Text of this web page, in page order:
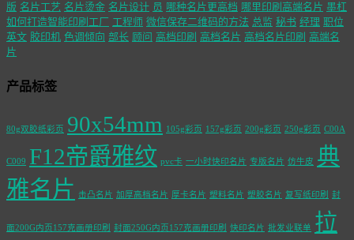
版 名片工艺 名片烫金 名片设计 员 哪种名片更高档 哪里印刷高端名片 墨杠
如何打造智能印刷工厂 工程师 微信保存二维码的方法 总监 秘书 经理 职位
英文 胶印机 色调倾向 部长 顾问 高档印刷 高档名片 高档名片印刷 高端名
片
产品标签
80g双胶纸彩页 90x54mm 105g彩页 157g彩页 200g彩页 250g彩页 C00A
C009 F12帝爵雅纹 pvc卡 一小时快印名片 专版名片 仿牛皮 典
雅名片 击凸名片 加厚高档名片 厚卡名片 塑料名片 塑胶名片 复写纸印刷 封
面200G内页157克画册印刷 封面250G内页157克画册印刷 快印名片 批发业联单 拉